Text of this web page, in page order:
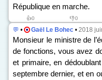
République en marche.
👍0 👎0
💬 • Gaël Le Bohec • 2018
Monsieur le ministre de
de fonctions, vous avez
et primaire, en
septembre dernier, et en